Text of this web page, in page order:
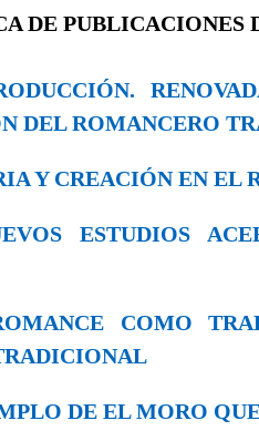
DE PUBLICACIONES
DEL ROMANCERO
Y CREACIÓN EN EL
ESTUDIOS
COMO
DE EL MORO